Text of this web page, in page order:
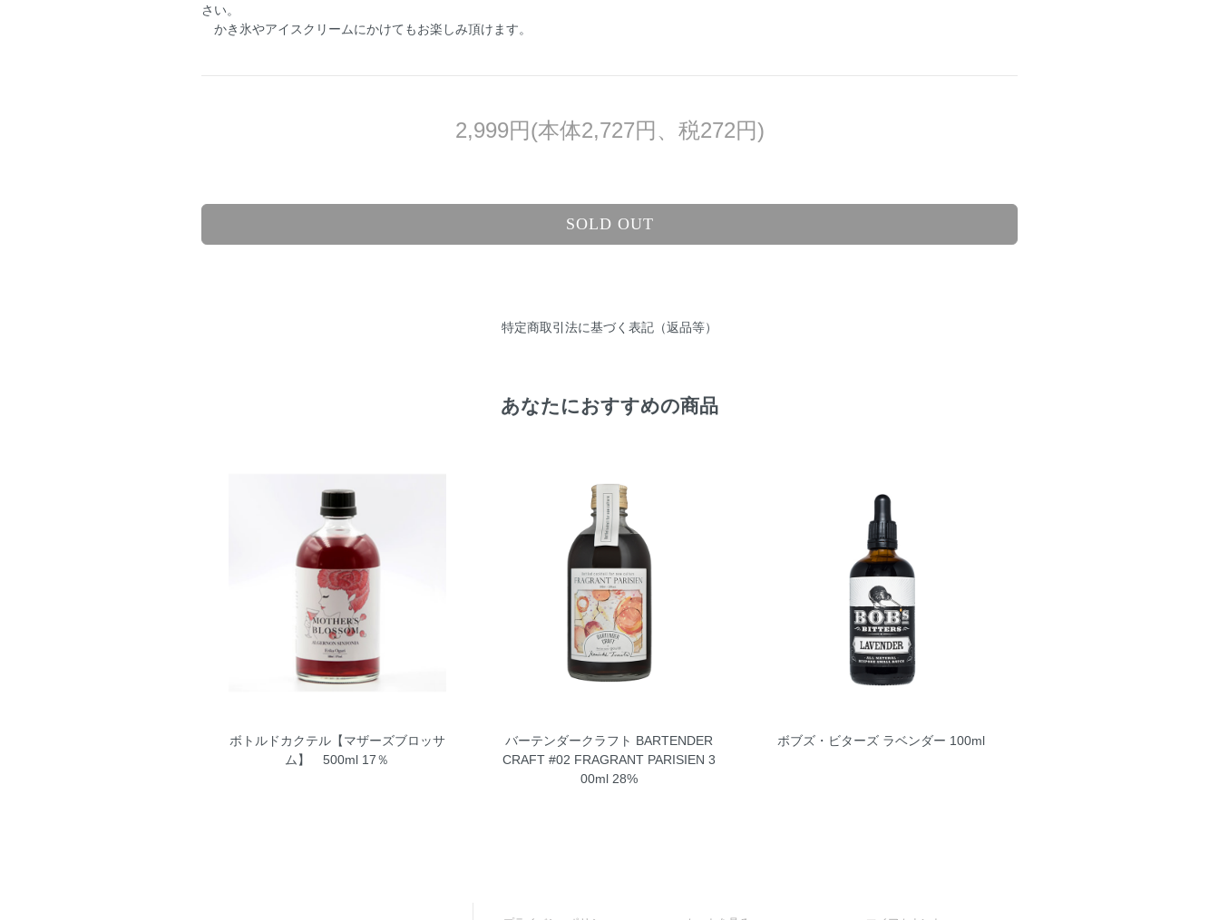
さい。
かき氷やアイスクリームにかけてもお楽しみ頂けます。
2,999円(本体2,727円、税272円)
SOLD OUT
特定商取引法に基づく表記（返品等）
あなたにおすすめの商品
ボトルドカクテル【マザーズブロッサ
ム】 500ml 17％
バーテンダークラフト BARTENDER
CRAFT #02 FRAGRANT PARISIEN 3
00ml 28%
ボブズ・ビターズ ラベンダー 100ml